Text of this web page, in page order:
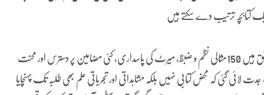
کتابچہ ترتیب دے سکتے ہیں
سابق پرنسل راجہ محمد اکرم مرحوم(بھکڑال) بجا طور پر اس خطاب کے لائق ہیں 150مثالی نظم و ضبظ، میرٹ کی پاسداری، کئی مضامین پر دسترس اور محنت
گئی کہ محض کتابی نہیں بلکہ مشاہداتی اور تجرباتی علم بھی طلبہ تک پہنچایا